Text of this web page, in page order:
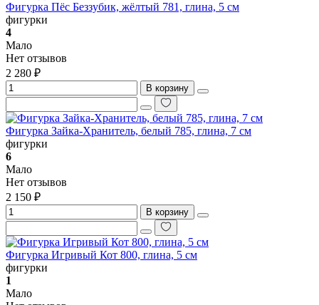
Фигурка Пёс Беззубик, жёлтый 781, глина, 5 см
фигурки
4
Мало
Нет отзывов
2 280 ₽
В корзину
Фигурка Зайка-Хранитель, белый 785, глина, 7 см
фигурки
6
Мало
Нет отзывов
2 150 ₽
В корзину
Фигурка Игривый Кот 800, глина, 5 см
фигурки
1
Мало